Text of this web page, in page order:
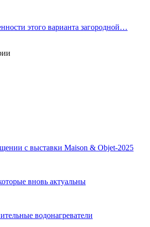
этого варианта загородной…
с выставки Maison & Objet-2025
вновь актуальны
водонагреватели